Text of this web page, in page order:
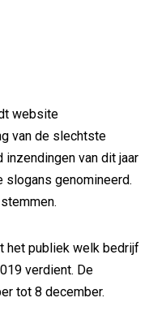
website
van de slechtste
inzendingen van dit jaar
genomineerd.
het publiek welk bedrijf
verdient. De
tot 8 december.